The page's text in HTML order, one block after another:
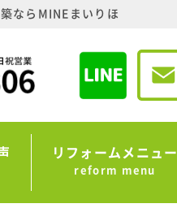
ならMINEまいりほ
リフォームメニュー
reform menu